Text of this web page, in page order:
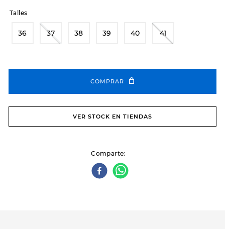
Talles
36 37 38 39 40 41
COMPRAR
VER STOCK EN TIENDAS
Comparte